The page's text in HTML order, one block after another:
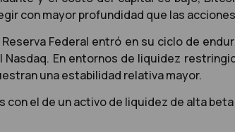
con mayor profundidad que las
Federal entró en su ciclo de
En entornos de liquidez
una estabilidad relativa mayor.
el de un activo de liquidez de alta